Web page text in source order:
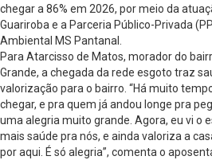
chegar a 86% em 2026, por meio da
Guariroba e a Parceria Público-Privada
Ambiental MS Pantanal.
Para Atarcisso de Matos, morador do
Grande, a chegada da rede esgoto traz
valorização para o bairro. “Há muito
chegar, e pra quem já andou longe pra
uma alegria muito grande. Agora, eu vi o
mais saúde pra nós, e ainda valoriza a
por aqui. É só alegria”, comenta o